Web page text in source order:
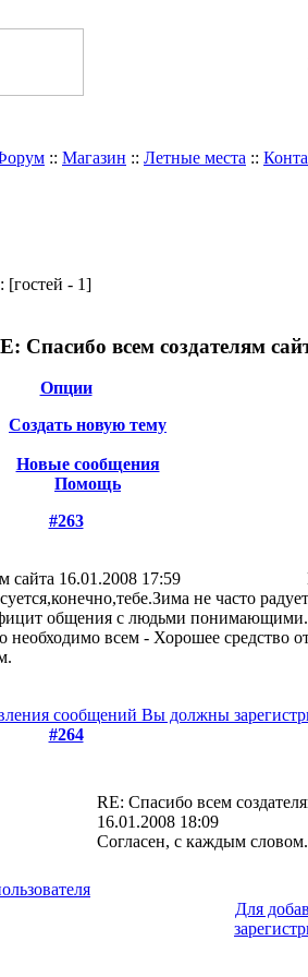
:: Магазин :: Летные места ::
[гостей - 1]
Cпасибо всем создателям
Опции
Создать новую тему
Новые сообщения
Помощь
#263
сайта 16.01.2008 17:59
не часто
общения с людьми
необходимо всем - Хорошее средство
сообщений Вы должны
#264
RE: Cпасибо всем
16.01.2008 18:09
Согласен, с каждым словом.
Для